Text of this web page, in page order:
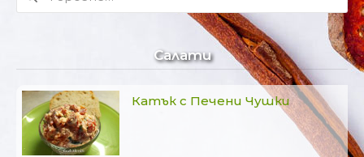
за:
Салати
Катък с Печени Чушки